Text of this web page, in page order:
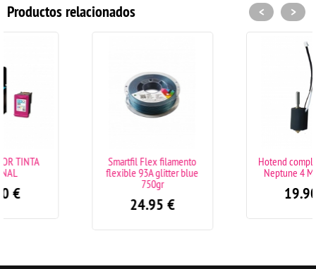
Productos relacionados
Smartfil Flex filamento
flexible 93A glitter blue
Hotend completo Elegoo
Neptune 4 MAX/PLUS
< >